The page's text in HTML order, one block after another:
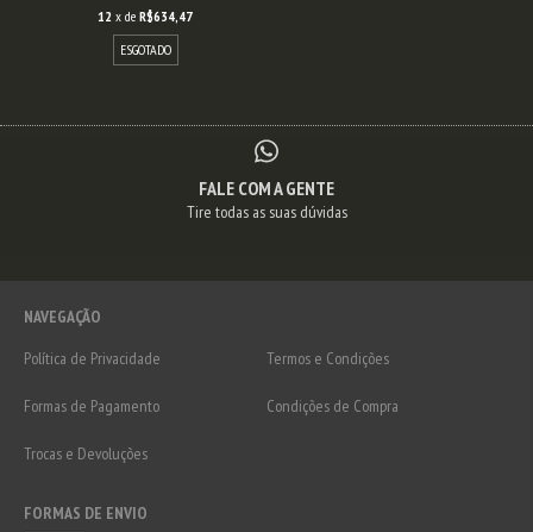
12 x de R$634,47
ESGOTADO
FALE COM A GENTE
Tire todas as suas dúvidas
NAVEGAÇÃO
Política de Privacidade
Termos e Condições
Formas de Pagamento Condições de Compra
Trocas e Devoluções
FORMAS DE ENVIO